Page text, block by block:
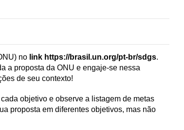
no link https://brasil.un.org/pt-br/sdgs.
a proposta da ONU e engaje-se nessa
de seu contexto!
objetivo e observe a listagem de metas
proposta em diferentes objetivos, mas não